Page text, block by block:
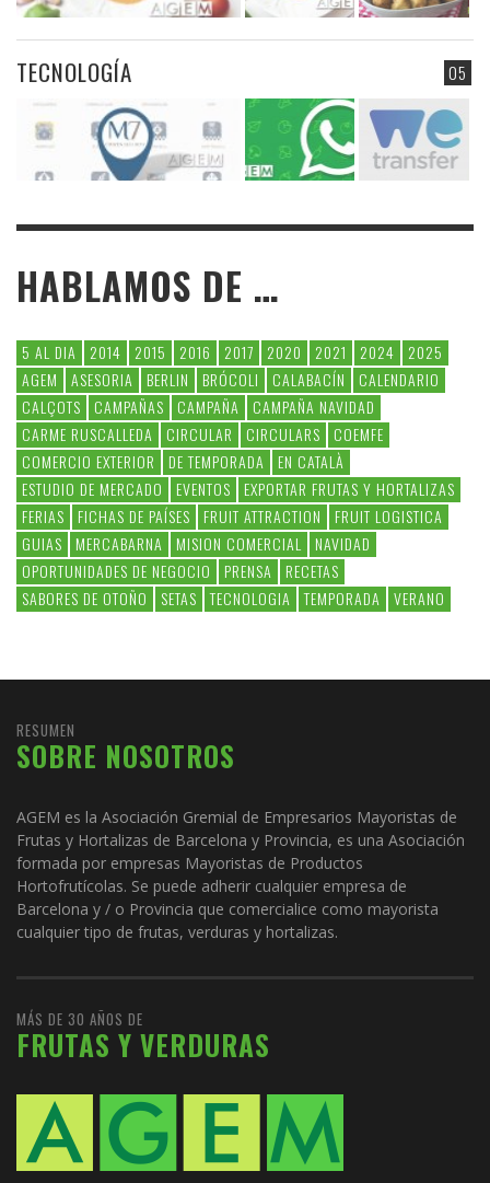
05
TECNOLOGÍA
HABLAMOS DE …
5 AL DIA 2014 2015 2016 2017 2020 2021 2024
2025
AGEM
ASESORIA BERLIN BRÓCOLI CALABACÍN
CALENDARIO
CALÇOTS
CAMPAÑAS CAMPAÑA
CAMPAÑA NAVIDAD
CARME RUSCALLEDA
CIRCULAR CIRCULARS
COEMFE
COMERCIO EXTERIOR
DE TEMPORADA
EN CATALÀ
ESTUDIO DE MERCADO
EVENTOS
EXPORTAR FRUTAS Y HORTALIZAS
FERIAS
FICHAS DE PAÍSES FRUIT ATTRACTION
FRUIT LOGISTICA
GUIAS
MERCABARNA MISION COMERCIAL
NAVIDAD
OPORTUNIDADES DE NEGOCIO
PRENSA
RECETAS
SABORES DE OTOÑO
SETAS TECNOLOGIA TEMPORADA VERANO
RESUMEN
SOBRE NOSOTROS
AGEM es la Asociación Gremial de Empresarios Mayoristas de
Frutas y Hortalizas de Barcelona y Provincia, es una Asociación
formada por empresas Mayoristas de Productos
Hortofrutícolas. Se puede adherir cualquier empresa de
Barcelona y / o Provincia que comercialice como mayorista
cualquier tipo de frutas, verduras y hortalizas.
MÁS DE 30 AÑOS DE
FRUTAS Y VERDURAS